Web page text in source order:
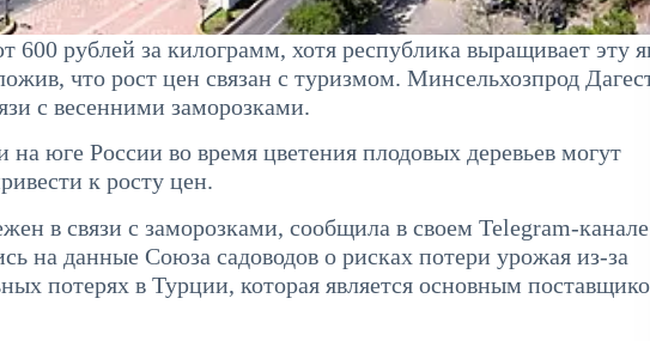
рублей за килограмм, хотя республика выращивает эту
что рост цен связан с туризмом. Минсельхозпрод
с весенними заморозками.
на юге России во время цветения плодовых деревьев могут
к росту цен.
в связи с заморозками, сообщила в своем Telegram-канале
на данные Союза садоводов о рисках потери урожая из-за
потерях в Турции, которая является основным